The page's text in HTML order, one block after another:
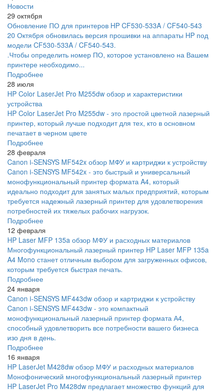
Новости
29 октября
Обновление ПО для принтеров HP CF530-533A / CF540-543
20 Октября обновилась версия прошивки на аппараты HP под
модели CF530-533A / CF540-543.
.Чтобы определить номер ПО, которое установлено на Вашем
принтере необходимо...
Подробнее
28 июля
HP Color LaserJet Pro M255dw обзор и характеристики
устройства
HP Color LaserJet Pro M255dw - это простой цветной лазерный
принтер, который лучше подходит для тех, кто в основном
печатает в черном цвете
Подробнее
28 февраля
Canon i-SENSYS MF542x обзор МФУ и картриджи к устройству
Canon i-SENSYS MF542x - это быстрый и универсальный
монофункциональный принтер формата A4, который
идеально подходит для занятых малых предприятий, которым
требуется надежный лазерный принтер для удовлетворения
потребностей их тяжелых рабочих нагрузок.
Подробнее
12 февраля
HP Laser MFP 135a обзор МФУ и расходных материалов
Многофункциональный лазерный принтер HP Laser MFP 135a
A4 Mono станет отличным выбором для загруженных офисов,
которым требуется быстрая печать.
Подробнее
24 января
Canon i-SENSYS MF443dw обзор и картриджи к устройству
Canon i-SENSYS MF443dw - это компактный
монофункциональный лазерный принтер формата А4,
способный удовлетворить все потребности вашего бизнеса
изо дня в день.
Подробнее
16 января
HP LaserJet M428dw обзор МФУ и расходных материалов
Монофонический многофункциональный лазерный принтер
HP LaserJet Pro M428dw предлагает множество функций для